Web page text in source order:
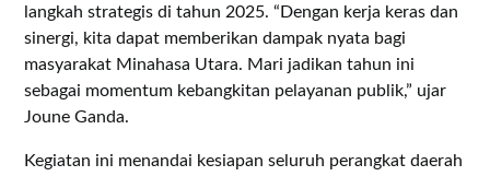
langkah strategis di tahun 2025. “Dengan kerja keras dan
sinergi, kita dapat memberikan dampak nyata bagi
masyarakat Minahasa Utara. Mari jadikan tahun ini
sebagai momentum kebangkitan pelayanan publik,” ujar
Joune Ganda.
Kegiatan ini menandai kesiapan seluruh perangkat daerah